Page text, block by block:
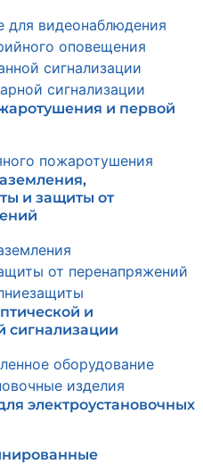
для видеонаблюдения
оповещения
сигнализации
сигнализации
и первой
пожаротушения
и защиты от
от перенапряжений
и
сигнализации
оборудование
изделия
электроустановочных